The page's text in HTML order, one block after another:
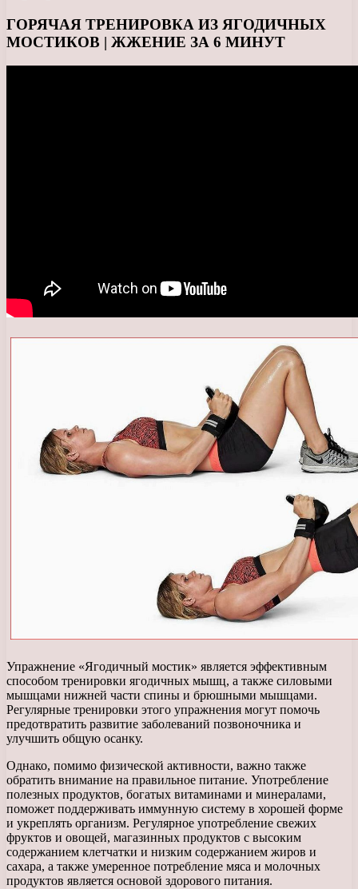
ГОРЯЧАЯ ТРЕНИРОВКА ИЗ ЯГОДИЧНЫХ
МОСТИКОВ | ЖЖЕНИЕ ЗА 6 МИНУТ
Упражнение «Ягодичный мостик» является эффективным
способом тренировки ягодичных мышц, а также силовыми
мышцами нижней части спины и брюшными мышцами.
Регулярные тренировки этого упражнения могут помочь
предотвратить развитие заболеваний позвоночника и
улучшить общую осанку.
Однако, помимо физической активности, важно также
обратить внимание на правильное питание. Употребление
полезных продуктов, богатых витаминами и минералами,
поможет поддерживать иммунную систему в хорошей форме
и укреплять организм. Регулярное употребление свежих
фруктов и овощей, магазинных продуктов с высоким
содержанием клетчатки и низким содержанием жиров и
сахара, а также умеренное потребление мяса и молочных
продуктов является основой здорового питания.